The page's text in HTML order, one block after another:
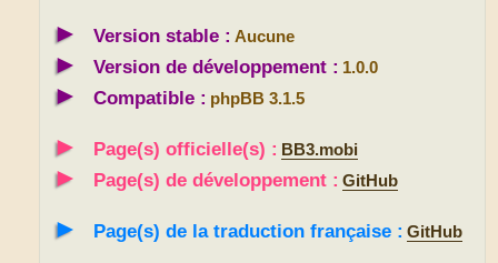
► Version stable : Aucune
► Version de développement : 1.0.0
► Compatible : phpBB 3.1.5
► Page(s) officielle(s) : BB3.mobi
► Page(s) de développement : GitHub
► Page(s) de la traduction française : GitHub